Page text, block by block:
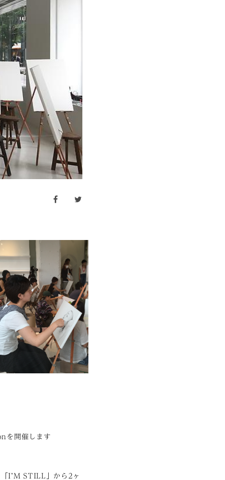
facebook
を開催します
I’M STILL」から2ヶ